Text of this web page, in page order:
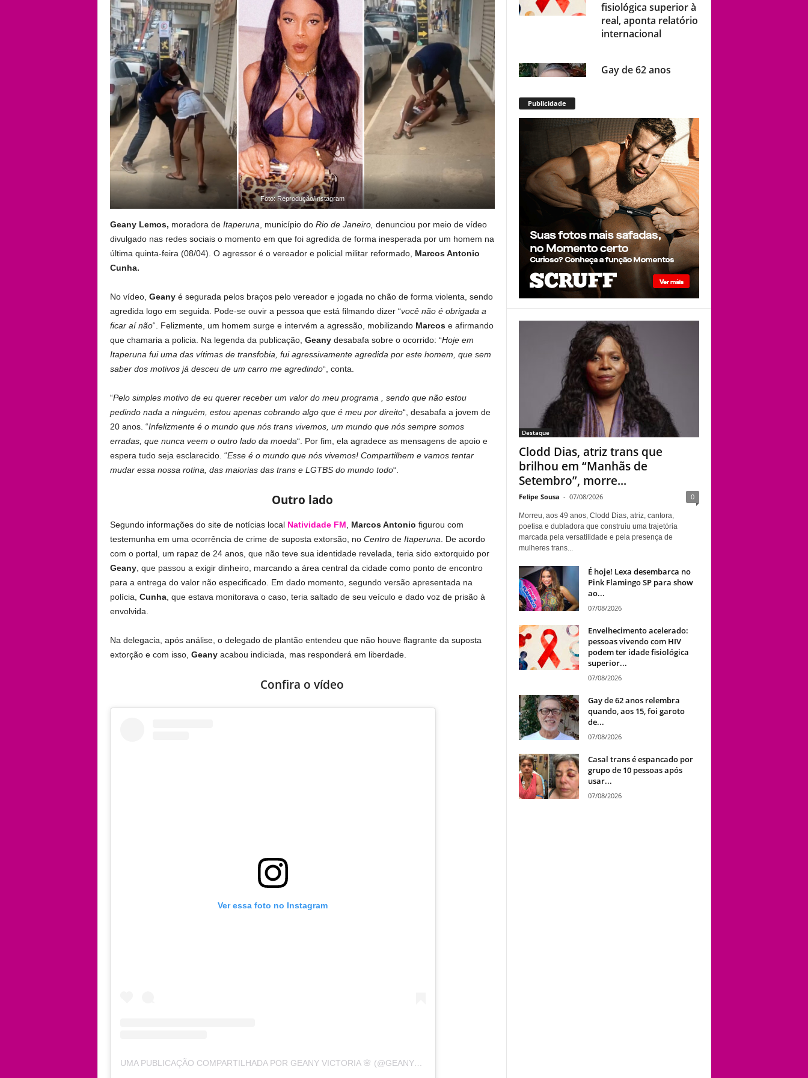
Foto: Reprodução/Instagram
Geany Lemos, moradora de Itaperuna, município do Rio de Janeiro, denunciou por meio de vídeo
divulgado nas redes sociais o momento em que foi agredida de forma inesperada por um homem na
última quinta-feira (08/04). O agressor é o vereador e policial militar reformado, Marcos Antonio
Cunha.
No vídeo, Geany é segurada pelos braços pelo vereador e jogada no chão de forma violenta, sendo
agredida logo em seguida. Pode-se ouvir a pessoa que está filmando dizer “você não é obrigada a
ficar aí não“. Felizmente, um homem surge e intervém a agressão, mobilizando Marcos e afirmando
que chamaria a policia. Na legenda da publicação, Geany desabafa sobre o ocorrido: “Hoje em
Itaperuna fui uma das vítimas de transfobia, fui agressivamente agredida por este homem, que sem
saber dos motivos já desceu de um carro me agredindo“, conta.
“Pelo simples motivo de eu querer receber um valor do meu programa , sendo que não estou
pedindo nada a ninguém, estou apenas cobrando algo que é meu por direito“, desabafa a jovem de
20 anos. “Infelizmente é o mundo que nós trans vivemos, um mundo que nós sempre somos
erradas, que nunca veem o outro lado da moeda“. Por fim, ela agradece as mensagens de apoio e
espera tudo seja esclarecido. “Esse é o mundo que nós vivemos! Compartilhem e vamos tentar
mudar essa nossa rotina, das maiorias das trans e LGTBS do mundo todo“.
Outro lado
Segundo informações do site de notícias local Natividade FM, Marcos Antonio figurou com
testemunha em uma ocorrência de crime de suposta extorsão, no Centro de Itaperuna. De acordo
com o portal, um rapaz de 24 anos, que não teve sua identidade revelada, teria sido extorquido por
Geany, que passou a exigir dinheiro, marcando a área central da cidade como ponto de encontro
para a entrega do valor não especificado. Em dado momento, segundo versão apresentada na
polícia, Cunha, que estava monitorava o caso, teria saltado de seu veículo e dado voz de prisão à
envolvida.
Na delegacia, após análise, o delegado de plantão entendeu que não houve flagrante da suposta
extorção e com isso, Geany acabou indiciada, mas responderá em liberdade.
Confira o vídeo
Ver essa foto no Instagram
UMA PUBLICAÇÃO COMPARTILHADA POR GEANY VICTORIA 🌸 (@GEANYLEMOS00)
fisiológica superior à
real, aponta relatório
internacional
Gay de 62 anos
quatro meses sem
saber: “Idiotice da
minha parte”
Casal trans é
espancado por
grupo de 10 pessoas
após usar banheiro e
acaba preso no lugar
dos agressores
Clodd Dias, atriz
trans que brilhou em
Setembro”, morre
aos 49 anos; causa
não foi informada
Publicidade
Destaque
Clodd Dias, atriz trans que
brilhou em “Manhãs de
Setembro”, morre...
Felipe Sousa - 07/08/2026 0
Morreu, aos 49 anos, Clodd Dias, atriz, cantora,
poetisa e dubladora que construiu uma trajetória
marcada pela versatilidade e pela presença de
mulheres trans...
É hoje! Lexa desembarca no
Pink Flamingo SP para show
ao...
07/08/2026
Envelhecimento acelerado:
pessoas vivendo com HIV
podem ter idade fisiológica
superior...
07/08/2026
Gay de 62 anos relembra
quando, aos 15, foi garoto
de...
07/08/2026
Casal trans é espancado por
grupo de 10 pessoas após
usar...
07/08/2026